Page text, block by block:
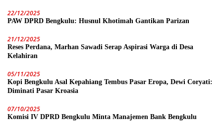
22/12/2025
PAW DPRD Bengkulu: Husnul Khotimah Gantikan Parizan
21/12/2025
Reses Perdana, Marhan Sawadi Serap Aspirasi Warga di Desa
Kelahiran
05/11/2025
Kopi Bengkulu Asal Kepahiang Tembus Pasar Eropa, Dewi Coryati:
Diminati Pasar Kroasia
07/10/2025
Komisi IV DPRD Bengkulu Minta Manajemen Bank Bengkulu